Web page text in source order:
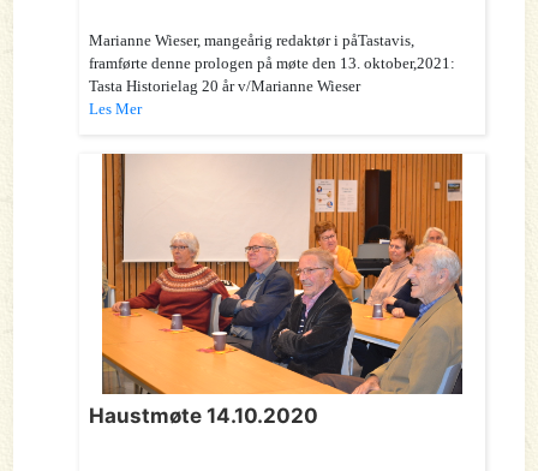
Marianne Wieser, mangeårig redaktør i påTastavis,
framførte denne prologen på møte den 13. oktober,2021:
Tasta Historielag 20 år v/Marianne Wieser
Les Mer
Haustmøte 14.10.2020